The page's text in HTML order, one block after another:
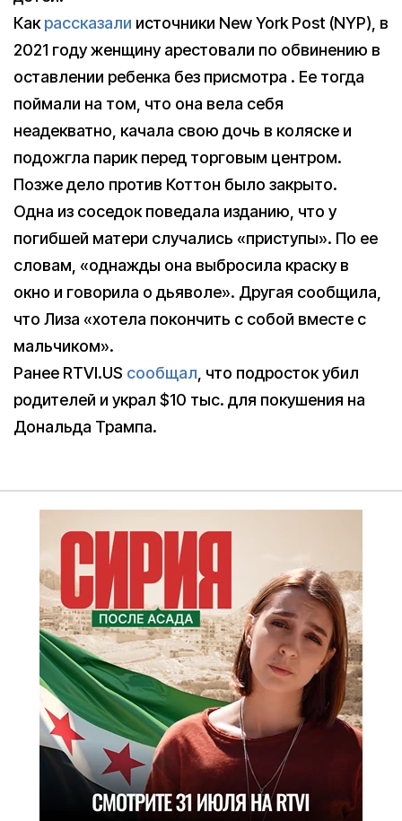
Какрассказали источники New York Post (NYP), в
2021 году женщину арестовали по обвинению в
оставлении ребенка без присмотра . Ее тогда
поймали на том, что она вела себя
неадекватно, качала свою дочь в коляске и
подожгла парик перед торговым центром.
Позже дело против Коттон было закрыто.
Одна из соседок поведала изданию, что у
погибшей матери случались «приступы». По ее
словам, «однажды она выбросила краску в
окно и говорила о дьяволе». Другая сообщила,
что Лиза «хотела покончить с собой вместе с
мальчиком».
Ранее RTVI.US сообщал, что подросток убил
родителей и украл $10 тыс. для покушения на
Дональда Трампа.